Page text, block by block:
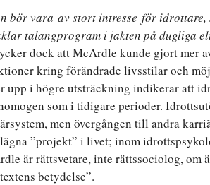
bör vara av stort intresse för idrottare,
talangprogram i jakten på dugliga
dock att McArdle kunde gjort mer
kring förändrade livsstilar och
upp i högre utsträckning indikerar att
som i tidigare perioder.
men övergången till andra
”projekt” i livet; inom
är rättsvetare, inte rättssociolog, om
betydelse”.